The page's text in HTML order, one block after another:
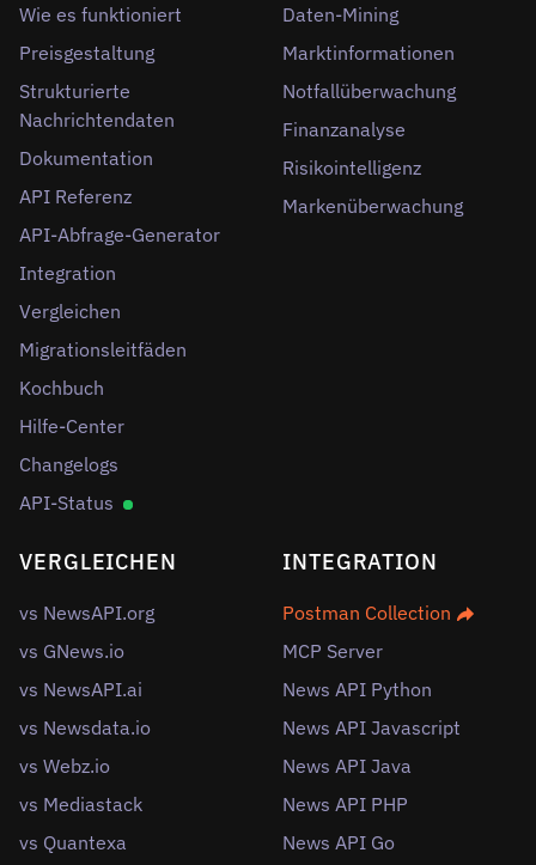
Wie es funktioniert
Preisgestaltung
Strukturierte
Nachrichtendaten
Dokumentation
API Referenz
API-Abfrage-Generator
Integration
Vergleichen
Migrationsleitfäden
Kochbuch
Hilfe-Center
Changelogs
API-Status
Daten-Mining
Marktinformationen
Notfallüberwachung
Finanzanalyse
Risikointelligenz
Markenüberwachung
VERGLEICHEN
vs NewsAPI.org
vs GNews.io
vs NewsAPI.ai
vs Newsdata.io
vs Webz.io
vs Mediastack
vs Quantexa
INTEGRATION
Postman Collection
MCP Server
News API Python
News API Javascript
News API Java
News API PHP
News API Go